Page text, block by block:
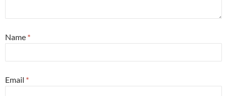
Name *
Email *